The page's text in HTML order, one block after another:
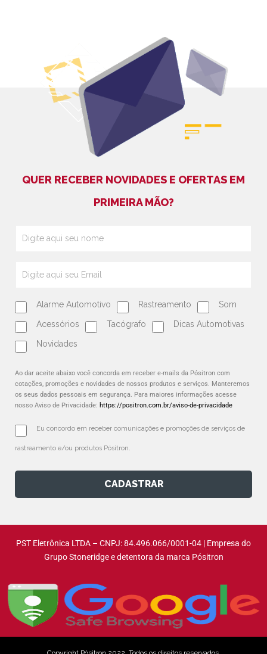
QUER RECEBER NOVIDADES E OFERTAS EM
PRIMEIRA MÃO?
Alarme Automotivo Rastreamento Som
Acessórios Tacógrafo Dicas Automotivas
Novidades
Ao dar aceite abaixo você concorda em receber e-mails da Pósitron com
cotações, promoções e novidades de nossos produtos e serviços. Manteremos
os seus dados pessoais em segurança. Para maiores informações acesse
nosso Aviso de Privacidade: https://positron.com.br/aviso-de-privacidade
Eu concordo em receber comunicações e promoções de serviços de
rastreamento e/ou produtos Pósitron.
CADASTRAR
PST Eletrônica LTDA – CNPJ: 84.496.066/0001-04 | Empresa do
Grupo Stoneridge e detentora da marca Pósitron